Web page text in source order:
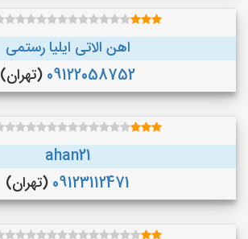
اهن الاتی ایلیا رستمی
09122058752 (تهران)
ahan21
09123112471 (تهران)